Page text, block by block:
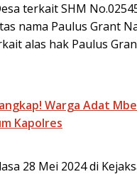
terkait SHM
nama Paulus Grant
alas hak Paulus
Warga Adat
Kapolres
28 Mei 2024 di